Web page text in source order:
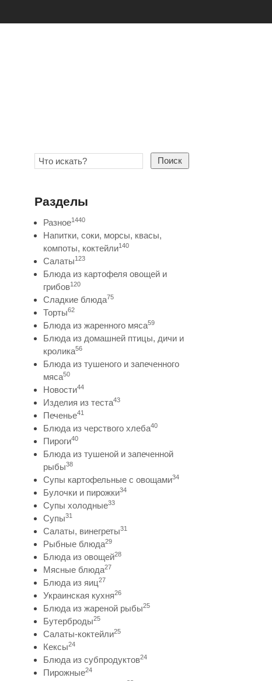
Поиск
Разделы
Разное1440
Напитки, соки, морсы, квасы,
компоты, коктейли140
Салаты123
Блюда из картофеля овощей и
грибов120
Сладкие блюда75
Торты62
Блюда из жаренного мяса59
Блюда из домашней птицы, дичи и
кролика56
Блюда из тушеного и запеченного
мяса50
Новости44
Изделия из теста43
Печенье41
Блюда из черствого хлеба40
Пироги40
Блюда из тушеной и запеченной
рыбы38
Супы картофельные с овощами34
Булочки и пирожки34
Супы холодные33
Супы31
Салаты, винегреты31
Рыбные блюда29
Блюда из овощей28
Мясные блюда27
Блюда из яиц27
Украинская кухня26
Блюда из жареной рыбы25
Бутерброды25
Салаты-коктейли25
Кексы24
Блюда из субпродуктов24
Пирожные24